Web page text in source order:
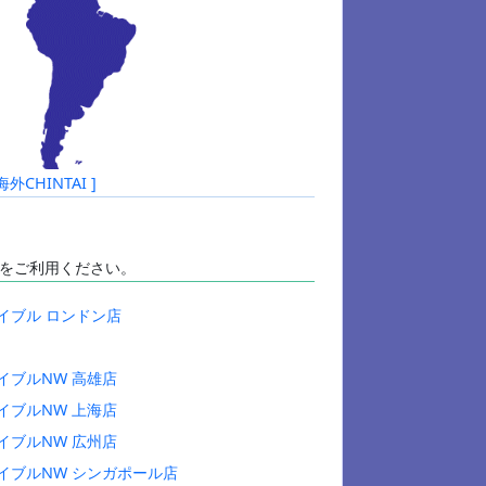
外CHINTAI ]
利用ください。
ブル ロンドン店
ブルNW 高雄店
ブルNW 上海店
ブルNW 広州店
ブルNW シンガポール店